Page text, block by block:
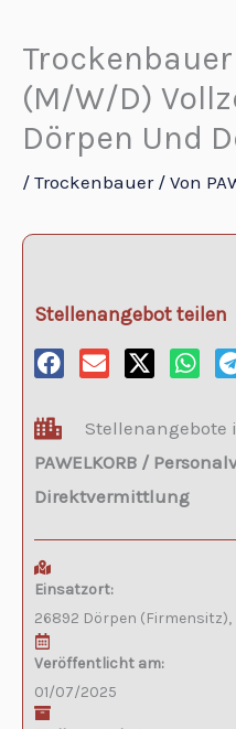
Inhalt
springen
(m/w/d)
Dörpen Und
/ Trockenbauer/ Von
Stellenangebot teilen
Stellenangebote
PAWELKORB /
Direktvermittlung
Einsatzort:
26892 Dörpen
Veröffentlicht am:
01/07/2025